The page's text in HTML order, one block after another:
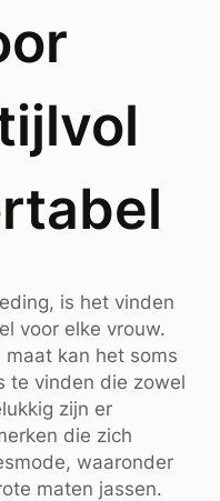
is het vinden
voor elke vrouw.
kan het soms
te vinden die zowel
zijn er
die zich
waaronder
maten jassen.